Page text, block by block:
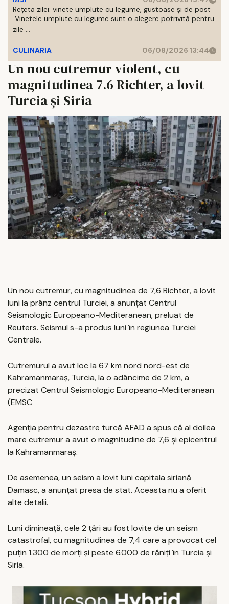
Rețeta zilei: vinete umplute cu legume, gustoase și de post
Vinetele umplute cu legume sunt o alegere potrivită pentru
zile ...
CULINARIA 06/08/2026 13:44
Un nou cutremur violent, cu
magnitudinea 7.6 Richter, a lovit
Turcia și Siria
Un nou cutremur, cu magnitudinea de 7,6 Richter, a lovit
luni la prânz centrul Turciei, a anunțat Centrul
Seismologic Europeano-Mediteranean, preluat de
Reuters. Seismul s-a produs luni în regiunea Turciei
Centrale.
Cutremurul a avut loc la 67 km nord nord-est de
Kahramanmaraș, Turcia, la o adâncime de 2 km, a
precizat Centrul Seismologic Europeano-Mediteranean
(EMSC
Agenția pentru dezastre turcă AFAD a spus că al doilea
mare cutremur a avut o magnitudine de 7,6 și epicentrul
la Kahramanmaraș.
De asemenea, un seism a lovit luni capitala siriană
Damasc, a anunțat presa de stat. Aceasta nu a oferit
alte detalii.
Luni dimineață, cele 2 țări au fost lovite de un seism
catastrofal, cu magnitudinea de 7,4 care a provocat cel
puțin 1.300 de morți și peste 6.000 de răniți în Turcia și
Siria.